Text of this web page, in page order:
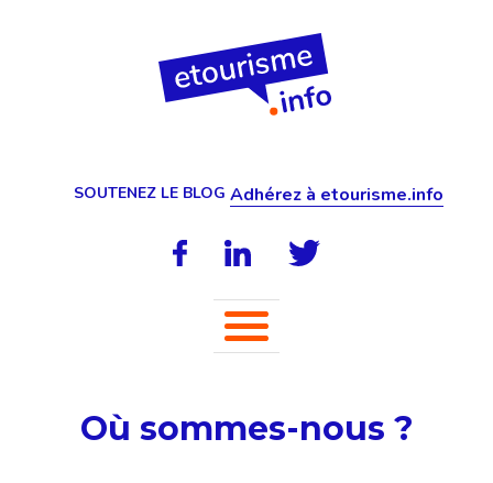
SOUTENEZ LE BLOG Adhérez à etourisme.info
Où sommes-nous ?